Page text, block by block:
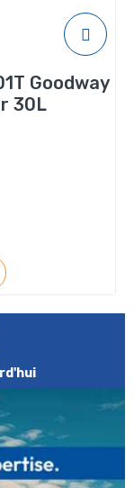
Goodway
30L